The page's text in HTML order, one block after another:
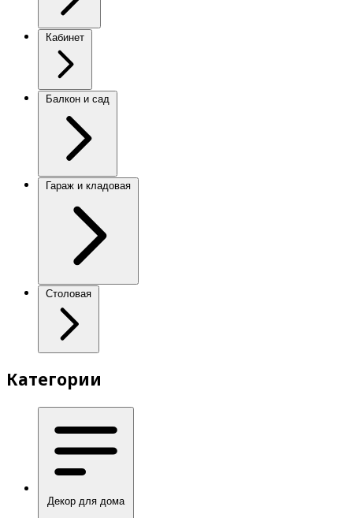
Кабинет
Балкон и сад
Гараж и кладовая
Столовая
Категории
Декор для дома